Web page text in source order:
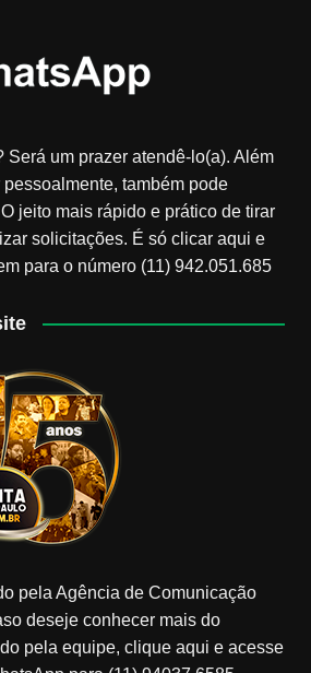
Será um prazer atendê-lo(a). Além
também pode
jeito mais rápido e prático de tirar
solicitações. É só clicar aqui e
para o número (11) 942.051.685
pela Agência de Comunicação
deseje conhecer mais do
pela equipe, clique aqui e acesse